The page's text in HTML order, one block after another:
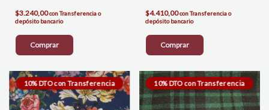
$3.240,00conTransferencia o
depósito bancario
Comprar
$4.410,00conTransferencia o
depósito bancario
Comprar